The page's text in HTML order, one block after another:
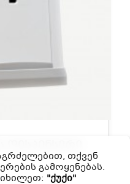
თქვენ
გამოყენებას.
"ქუქი"